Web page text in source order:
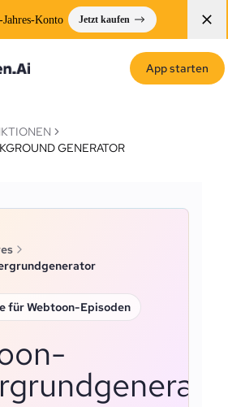
Konto Jetzt kaufen
App starten
GENERATOR
für Webtoon-Episoden